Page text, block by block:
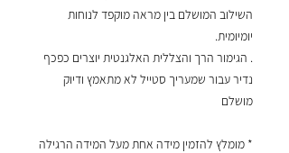
השילוב המושלם בין מראה מוקפד לנוחות
יומיומית.
. הגימור הרך והצללית האלגנטית יוצרים כפכף
נדיר עבור שמעריך סטייל לא מתאמץ ודיוק
מושלם
* מומלץ להזמין מידה אחת מעל המידה הרגילה